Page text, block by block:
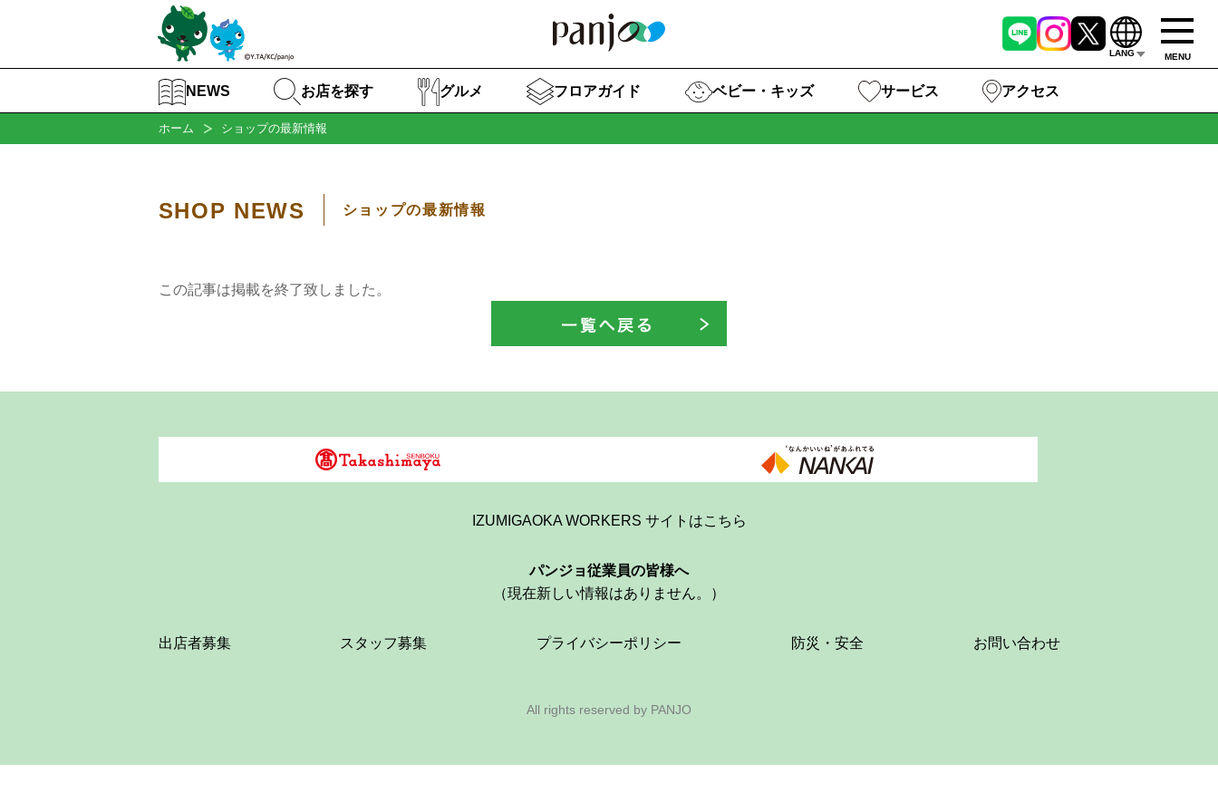
LANG MENU
NEWS お店を探す グルメ フロアガイド ベビー・キッズ サービス アクセス
ホーム ショップの最新情報
SHOP NEWS ショップの最新情報
この記事は掲載を終了致しました。
IZUMIGAOKA WORKERS サイトはこちら
パンジョ従業員の皆様へ
（現在新しい情報はありません。）
出店者募集 スタッフ募集 プライバシーポリシー 防災・安全 お問い合わせ
All rights reserved by PANJO